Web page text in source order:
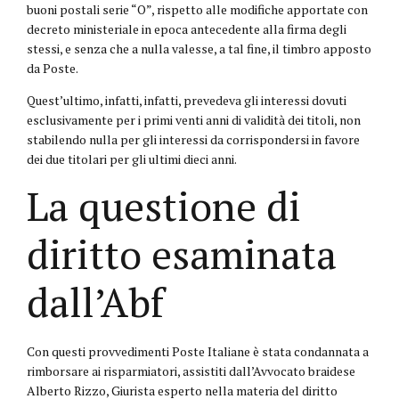
buoni postali serie “O”, rispetto alle modifiche apportate con
decreto ministeriale in epoca antecedente alla firma degli
stessi, e senza che a nulla valesse, a tal fine, il timbro apposto
da Poste.
Quest’ultimo, infatti, infatti, prevedeva gli interessi dovuti
esclusivamente per i primi venti anni di validità dei titoli, non
stabilendo nulla per gli interessi da corrispondersi in favore
dei due titolari per gli ultimi dieci anni.
La questione di
diritto esaminata
dall’Abf
Con questi provvedimenti Poste Italiane è stata condannata a
rimborsare ai risparmiatori, assistiti dall’Avvocato braidese
Alberto Rizzo, Giurista esperto nella materia del diritto